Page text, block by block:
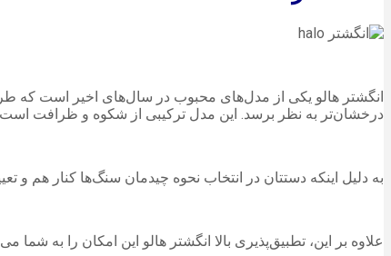
درخشان‌تر به نظر برسد. این مدل ترکیبی از شکوه و ظرافت است.
به دلیل اینکه دستتان در انتخاب نحوه چیدمان سنگ‌ها کنار هم
علاوه بر این، تطبیق‌پذیری بالا انگشتر هالو این امکان را به